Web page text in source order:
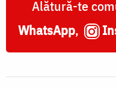
Alătură-te
WhatsApp,